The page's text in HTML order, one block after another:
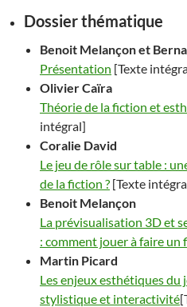
Dossier thématique
Benoit Melançonet
Présentation [Texte
OlivierCaïra
Théorie de la fiction et
intégral]
Coralie David
Le jeu de rôle sur table :
de la fiction ? [Texte
Benoit Melançon
La prévisualisation 3D et
: comment jouer à faire un
Martin Picard
Les enjeux esthétiques du
stylistique et interactivité